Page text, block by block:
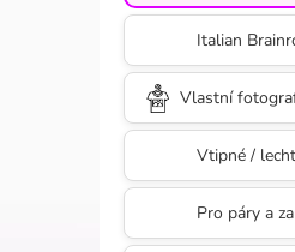
Italian
Vlastní
Vtipné /
Pro páry a